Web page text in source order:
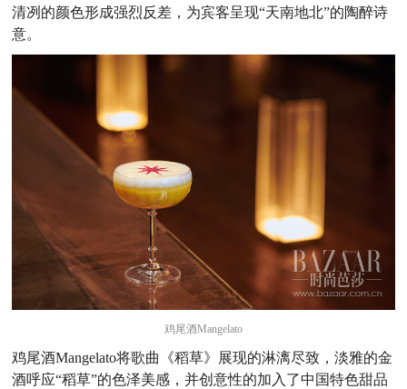
清冽的颜色形成强烈反差，为宾客呈现“天南地北”的陶醉诗
意。
鸡尾酒Mangelato
鸡尾酒Mangelato将歌曲《稻草》展现的淋漓尽致，淡雅的金
酒呼应“稻草”的色泽美感，并创意性的加入了中国特色甜品